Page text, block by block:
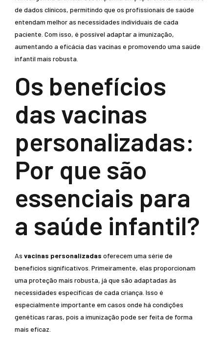
de dados clínicos, permitindo que os profissionais de saúde
entendam melhor as necessidades individuais de cada
paciente. Com isso, é possível adaptar a imunização,
aumentando a eficácia das vacinas e promovendo uma saúde
infantil mais robusta.
Os benefícios
das vacinas
personalizadas:
Por que são
essenciais para
a saúde infantil?
As vacinas personalizadas oferecem uma série de
benefícios significativos. Primeiramente, elas proporcionam
uma proteção mais robusta, já que são adaptadas às
necessidades específicas de cada criança. Isso é
especialmente importante em casos onde há condições
genéticas raras, pois a imunização pode ser feita de forma
mais eficaz.